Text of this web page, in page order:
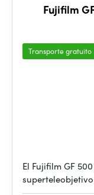
Fujifilm
Transporte gratuito
El Fujifilm GF